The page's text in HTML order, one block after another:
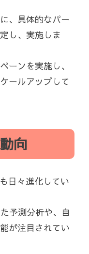
、具体的なパー
し、実施しま
ーンを実施し、
ールアップして
向
日々進化してい
予測分析や、自
が注目されてい